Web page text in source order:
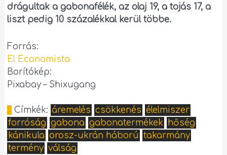
drágultak a gabonafélék, az olaj 19, a tojás 17, a
liszt pedig 10 százalékkal kerül többe.
Forrás:
El Economista
Borítókép:
Pixabay – Shixugang
Címkék: áremelés csökkenés élelmiszer
forróság gabona gabonatermékek hőség
kánikula orosz-ukrán háború takarmány
termény válság